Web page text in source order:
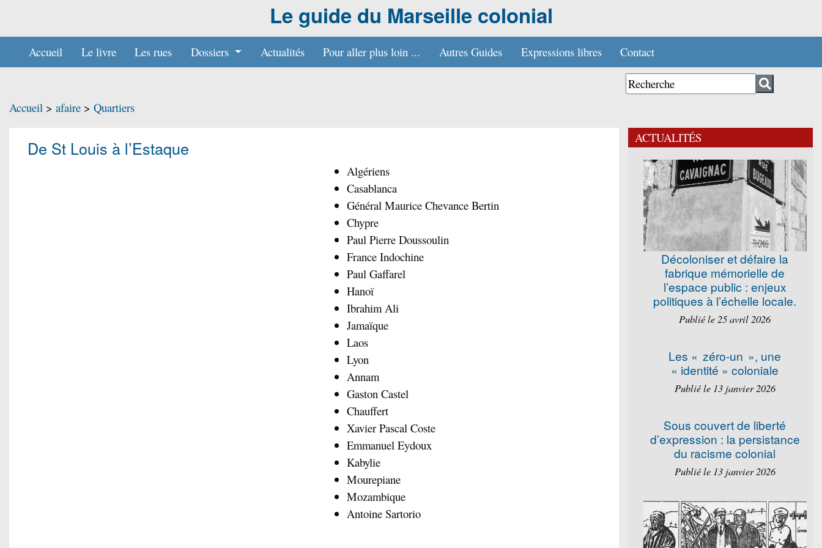
Le guide du Marseille colonial
Accueil Le livre Les rues Dossiers Actualités Pour aller plus loin ... Autres Guides Expressions libres Contact
Accueil > afaire > Quartiers
De St Louis à l’Estaque
Algériens
Casablanca
Général Maurice Chevance Bertin
Chypre
Paul Pierre Doussoulin
France Indochine
Paul Gaffarel
Hanoï
Ibrahim Ali
Jamaïque
Laos
Lyon
Annam
Gaston Castel
Chauffert
Xavier Pascal Coste
Emmanuel Eydoux
Kabylie
Mourepiane
Mozambique
Antoine Sartorio
ACTUALITÉS
Décoloniser et défaire la
fabrique mémorielle de
l’espace public : enjeux
politiques à l’échelle locale.
Publié le 25 avril 2026
Les « zéro-un », une
« identité » coloniale
Publié le 13 janvier 2026
Sous couvert de liberté
d’expression : la persistance
du racisme colonial
Publié le 13 janvier 2026